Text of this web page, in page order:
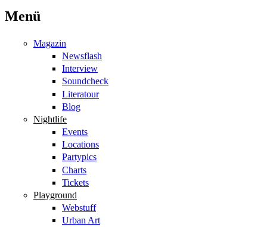
Menü
Magazin
Newsflash
Interview
Soundcheck
Literatour
Blog
Nightlife
Events
Locations
Partypics
Charts
Tickets
Playground
Webstuff
Urban Art